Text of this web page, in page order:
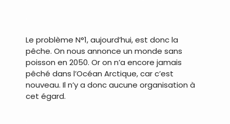
Le problème N°1, aujourd’hui, est donc la
pêche. On nous annonce un monde sans
poisson en 2050. Or on n’a encore jamais
pêché dans l’Océan Arctique, car c’est
nouveau. Il n’y a donc aucune organisation à
cet égard.